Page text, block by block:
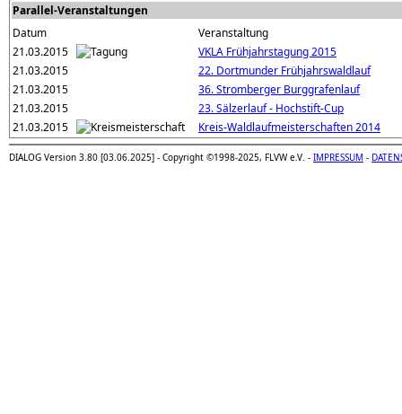
Parallel-Veranstaltungen
Datum
Veranstaltung
21.03.2015
VKLA Frühjahrstagung 2015
21.03.2015
22. Dortmunder Frühjahrswaldlauf
21.03.2015
36. Stromberger Burggrafenlauf
21.03.2015
23. Sälzerlauf - Hochstift-Cup
21.03.2015
Kreis-Waldlaufmeisterschaften 2014
DIALOG Version 3.80 [03.06.2025] - Copyright ©1998-2025, FLVW e.V. - IMPRESSUM -